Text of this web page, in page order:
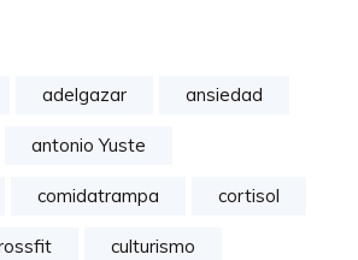
adelgazar ansiedad
antonio Yuste
comidatrampa cortisol
culturismo